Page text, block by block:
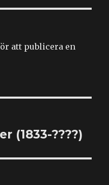
att publicera en
(1833-????)